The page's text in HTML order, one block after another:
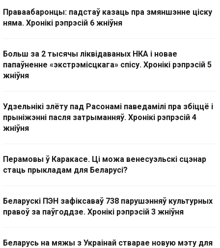
Праваабаронцы: падстаў казаць пра змяншэнне ціску
няма. Хронікі рэпрэсій 6 жніўня
Больш за 2 тысячы ліквідаваных НКА і новае
папаўненне «экстрэмісцкага» спісу. Хронікі рэпрэсій 5
жніўня
Удзельнікі злёту пад Расонамі паведамілі пра збіццё і
прыніжэнні пасля затрыманняў. Хронікі рэпрэсій 4
жніўня
Перамовы ў Каракасе. Ці можа венесуэльскі сцэнар
стаць прыкладам для Беларусі?
Беларускі ПЭН зафіксаваў 738 парушэнняў культурных
правоў за паўгоддзе. Хронікі рэпрэсій 3 жніўня
Беларусь на мяжы з Украінай стварае новую мэту для